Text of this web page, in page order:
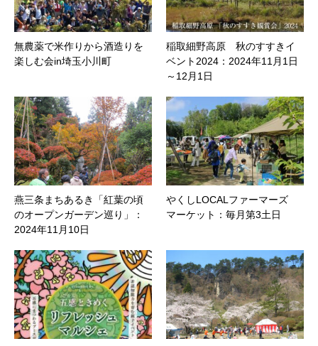
無農薬で米作りから酒造りを
楽しむ会in埼玉小川町
稲取細野高原 秋のすすきイ
ベント2024：2024年11月1日
～12月1日
燕三条まちあるき「紅葉の頃
のオープンガーデン巡り」：
2024年11月10日
やくしLOCALファーマーズ
マーケット：毎月第3土日